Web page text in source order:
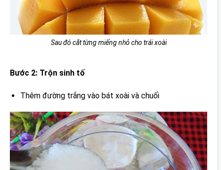
Sau đó cắt từng miếng nhỏ cho trái xoài
Bước 2: Trộn sinh tố
Thêm đường trắng vào bát xoài và chuối